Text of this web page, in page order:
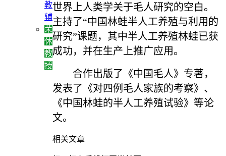
教
辅
荣
休
教
授
世界上人类学关于毛人研究的空白。
主持了“中国林蛙半人工养殖与利用的
研究”课题，其中半人工养殖林蛙已获
成功，并在生产上推广应用。
合作出版了《中国毛人》专著，
发表了《对四例毛人家族的考察》、
《中国林蛙的半人工养殖试验》等论
文。
相关文章